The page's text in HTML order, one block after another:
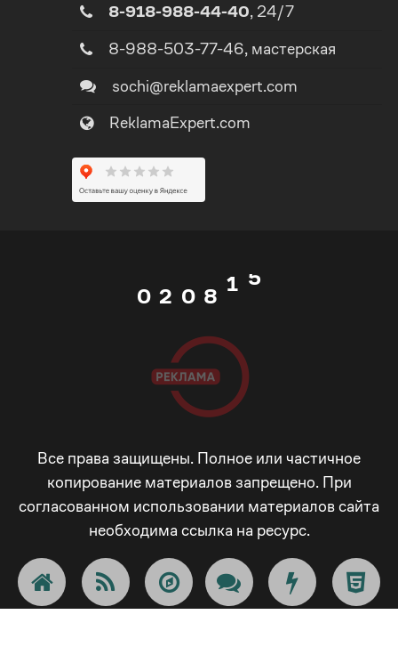
8-918-988-44-40, 24/7
8-988-503-77-46, мастерская
sochi@reklamaexpert.com
ReklamaExpert.com
0
3
4
5
6
0
2
5
6
7
8
0
1
2
3
4
5
6
4
5
8
9
_
-
+
!
@
1
3
5
7
0
4
6
8
9
_
Все права защищены. Полное или частичное
копирование материалов запрещено. При
согласованном использовании материалов сайта
необходима ссылка на ресурс.